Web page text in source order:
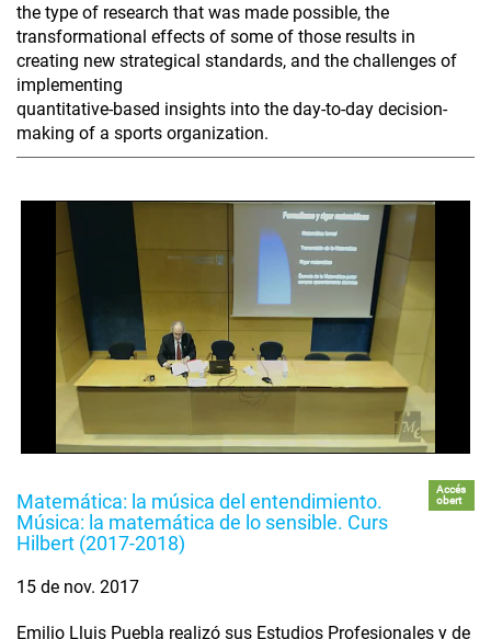
the type of research that was made possible, the
transformational effects of some of those results in
creating new strategical standards, and the challenges of
implementing
quantitative-based insights into the day-to-day decision-
making of a sports organization.
Matemática: la música del entendimiento.
Música: la matemática de lo sensible. Curs
Hilbert (2017-2018)
Accés
obert
15 de nov. 2017
Emilio Lluis Puebla realizó sus Estudios Profesionales y de